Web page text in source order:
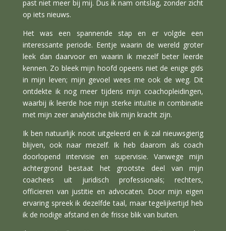
past niet meer bij mij. Dus ik nam ontslag, zonder zicht
op iets nieuws.
Het was een spannende stap en er volgde een
interessante periode. Eentje waarin de wereld groter
leek dan daarvoor en waarin ik mezelf beter leerde
kennen. Zo bleek mijn hoofd opeens niet de enige gids
in mijn leven; mijn gevoel wees me ook de weg. Dit
ontdekte ik nog meer tijdens mijn coachopleidingen,
waarbij ik leerde hoe mijn sterke intuïtie in combinatie
met mijn zeer analytische blik mijn kracht zijn.
Ik ben natuurlijk nooit uitgeleerd en ik zal nieuwsgierig
blijven, ook naar mezelf. Ik heb daarom als coach
doorlopend intervisie en supervisie. Vanwege mijn
achtergrond bestaat het grootste deel van mijn
coachees uit juridisch professionals; rechters,
officieren van justitie en advocaten. Door mijn eigen
ervaring spreek ik dezelfde taal, maar tegelijkertijd heb
ik de nodige afstand en de frisse blik van buiten.